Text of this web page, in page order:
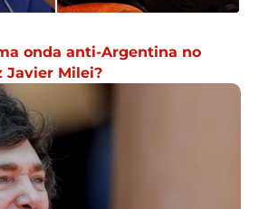
onda anti-Argentina no
Javier Milei?